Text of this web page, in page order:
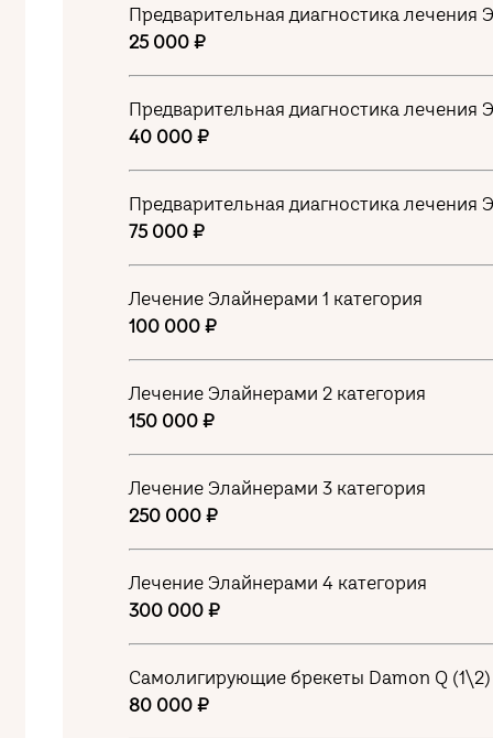
Предварительная диагностика лечения
25 000 ₽
Предварительная диагностика лечения
40 000 ₽
Предварительная диагностика лечения
75 000 ₽
Лечение Элайнерами 1 категория
100 000 ₽
Лечение Элайнерами 2 категория
150 000 ₽
Лечение Элайнерами 3 категория
250 000 ₽
Лечение Элайнерами 4 категория
300 000 ₽
Самолигирующие брекеты Damon Q (1\2)
80 000 ₽